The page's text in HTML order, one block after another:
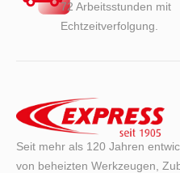
72 Arbeitsstunden mit
Echtzeitverfolgung.
Seit mehr als 120 Jahren
von beheizten Werkzeugen,